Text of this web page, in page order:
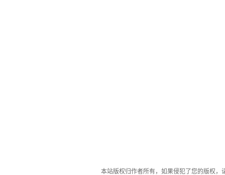
本站版权归作者所有，如果侵犯了您的版权